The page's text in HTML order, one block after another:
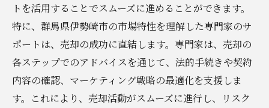
トを活用することでスムーズに進めることができます。
特に、群馬県伊勢崎市の市場特性を理解した専門家のサ
ポートは、売却の成功に直結します。専門家は、売却の
各ステップでのアドバイスを通じて、法的手続きや契約
内容の確認、マーケティング戦略の最適化を支援しま
す。これにより、売却活動がスムーズに進行し、リスク